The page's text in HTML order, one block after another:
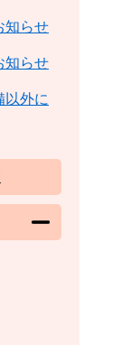
知らせ
知らせ
以外に